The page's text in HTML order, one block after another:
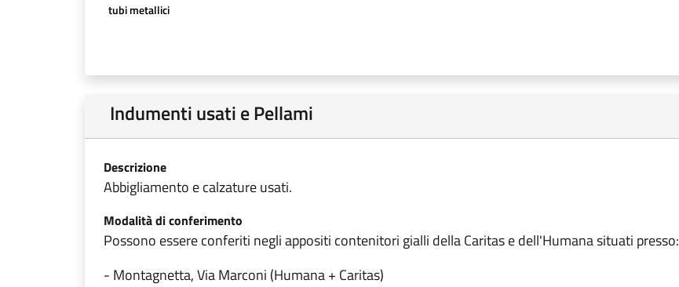
tubi metallici
Indumenti usati e Pellami
Descrizione
Abbigliamento e calzature usati.
Modalità di conferimento
Possono essere conferiti negli appositi contenitori gialli della Caritas e dell'Humana situati presso:
- Montagnetta, Via Marconi (Humana + Caritas)